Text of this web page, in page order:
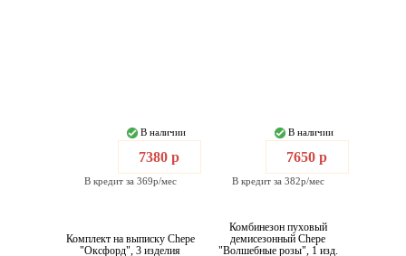
В наличии
7380 р
В кредит за 369р/мес
В наличии
7650 р
В кредит за 382р/мес
Комплект на выписку Chepe
"Оксфорд", 3 изделия
Комбинезон пуховый
демисезонный Chepe
"Волшебные розы", 1 изд.